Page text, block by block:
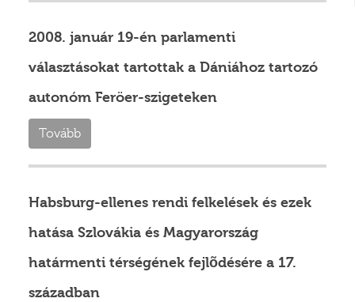
2008. január 19-én parlamenti
választásokat tartottak a Dániához tartozó
autonóm Feröer-szigeteken
Tovább
Habsburg-ellenes rendi felkelések és ezek
hatása Szlovákia és Magyarország
határmenti térségének fejlõdésére a 17.
században